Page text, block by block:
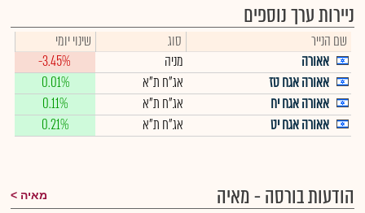
ניירות ערך נוספים
שם הנייר סוג
שינוי יומי
אאורה
מניה
-3.45%
אאורה אגח טז
אג"ח ת"א
0.01%
אאורה אגח יח
אג"ח ת"א
0.11%
אאורה אגח יט
אג"ח ת"א 0.21%
הודעות בורסה - מאיה מאיה